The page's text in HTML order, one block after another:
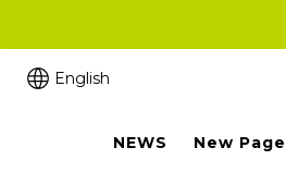
English
NEWS New Page